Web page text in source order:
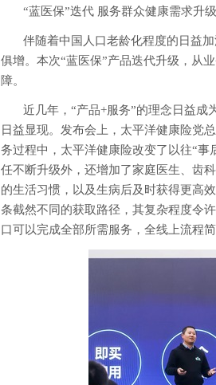
“蓝医保”迭代 服务群众健康需求升级
伴随着中国人口老龄化程度的日益
俱增。本次“蓝医保”产品迭代升级，从
障。
近几年，“产品+服务”的理念日益
日益显现。发布会上，太平洋健康险党
务过程中，太平洋健康险改变了以往“
任不断升级外，还增加了家庭医生、齿
的生活习惯，以及生病后及时获得更高
条截然不同的获取路径，其复杂程度令
口可以完成全部所需服务，全线上流程